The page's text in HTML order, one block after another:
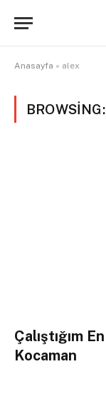
Anasayfa » alex
BROWSING:
Çalıştığım
Kocaman